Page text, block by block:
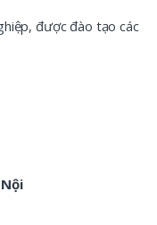
được đào tạo các